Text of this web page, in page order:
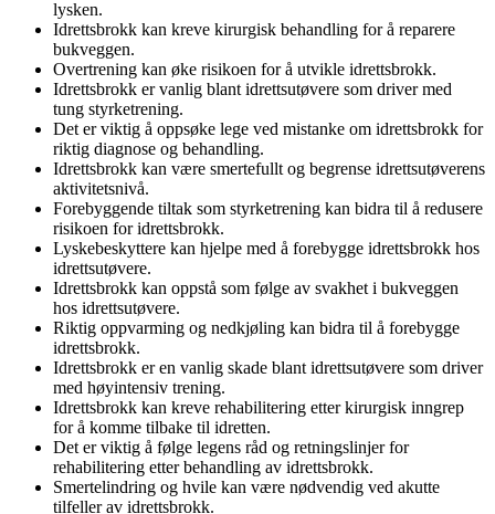
lysken.
Idrettsbrokk kan kreve kirurgisk behandling for å reparere
bukveggen.
Overtrening kan øke risikoen for å utvikle idrettsbrokk.
Idrettsbrokk er vanlig blant idrettsutøvere som driver med
tung styrketrening.
Det er viktig å oppsøke lege ved mistanke om idrettsbrokk for
riktig diagnose og behandling.
Idrettsbrokk kan være smertefullt og begrense idrettsutøverens
aktivitetsnivå.
Forebyggende tiltak som styrketrening kan bidra til å redusere
risikoen for idrettsbrokk.
Lyskebeskyttere kan hjelpe med å forebygge idrettsbrokk hos
idrettsutøvere.
Idrettsbrokk kan oppstå som følge av svakhet i bukveggen
hos idrettsutøvere.
Riktig oppvarming og nedkjøling kan bidra til å forebygge
idrettsbrokk.
Idrettsbrokk er en vanlig skade blant idrettsutøvere som driver
med høyintensiv trening.
Idrettsbrokk kan kreve rehabilitering etter kirurgisk inngrep
for å komme tilbake til idretten.
Det er viktig å følge legens råd og retningslinjer for
rehabilitering etter behandling av idrettsbrokk.
Smertelindring og hvile kan være nødvendig ved akutte
tilfeller av idrettsbrokk.